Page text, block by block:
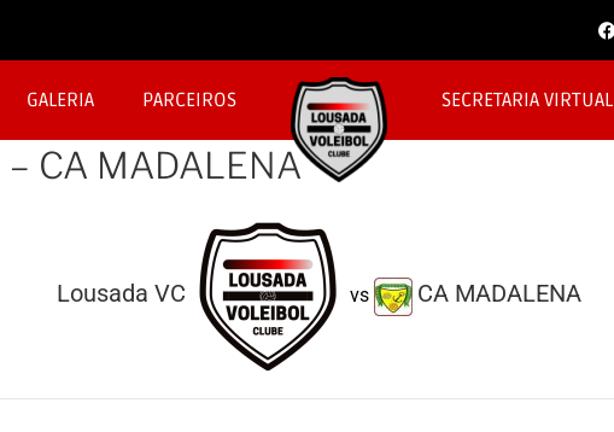
GALERIA PARCEIROS SECRETARIA VIRTUAL
– CA MADALENA
Lousada VC vs CA MADALENA